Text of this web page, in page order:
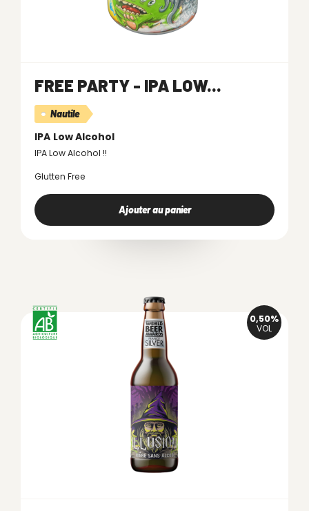
FREE PARTY - IPA LOW...
Nautile
IPA Low Alcohol
IPA Low Alcohol !!
Glutten Free
Ajouter au panier
0,50%
VOL